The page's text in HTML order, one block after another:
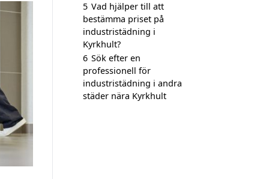
5 Vad hjälper till att
bestämma priset på
industristädning i
Kyrkhult?
6 Sök efter en
professionell för
industristädning i andra
städer nära Kyrkhult